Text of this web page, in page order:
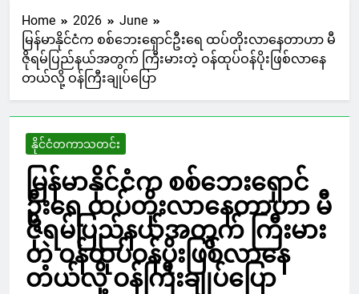
Home 2026
June
မြန်မာနိုင်ငံက စစ်ဘေးရှောင်ဦးရေ ထပ်တိုးလာနေတာဟာ မီ
ဇိုရမ်ပြည်နယ်အတွက် ကြီးမားတဲ့ ဝန်ထုပ်ဝန်ပိုးဖြစ်လာနေ
တယ်လို့ ဝန်ကြီးချုပ်ပြော
နိုင်ငံတကာသတင်း
မြန်မာနိုင်ငံက စစ်ဘေးရှောင်
ဦးရေ ထပ်တိုးလာနေတာဟာ မီ
ဇိုရမ်ပြည်နယ်အတွက် ကြီးမား
တဲ့ ဝန်ထုပ်ဝန်ပိုးဖြစ်လာနေ
တယ်လို့ ဝန်ကြီးချုပ်ပြော